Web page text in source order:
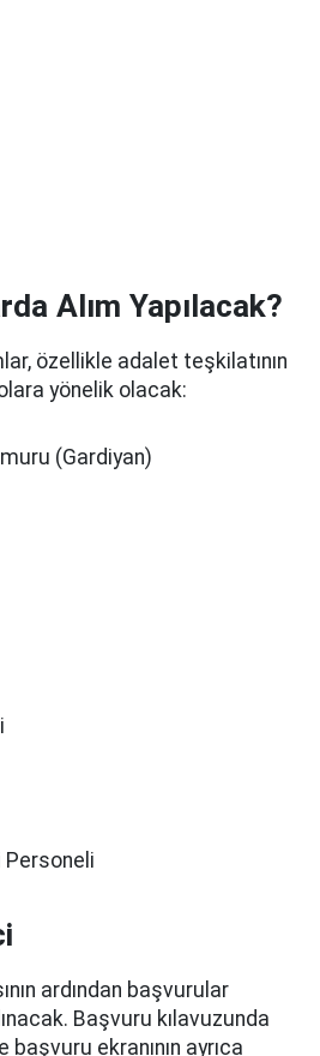
Alım Yapılacak?
özellikle adalet teşkilatının
yönelik olacak:
(Gardiyan)
Personeli
ardından başvurular
Başvuru kılavuzunda
ekranının ayrıca